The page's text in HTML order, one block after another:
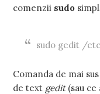
comenzii sudo
sudo gedit /
Comanda de mai
de text gedit(sau ce